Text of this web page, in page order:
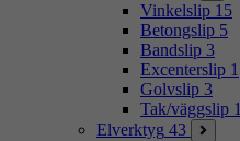
Vinkelslip 15
Betongslip 5
Bandslip 3
Excenterslip 1
Golvslip 3
Tak/väggslip 1
Elverktyg 43